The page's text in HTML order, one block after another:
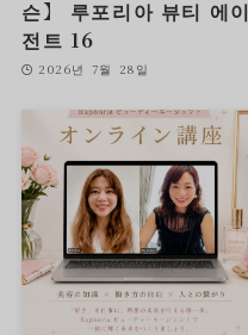
슨】 루포리아 뷰티 에이
전트 16
2026년 7월 28일